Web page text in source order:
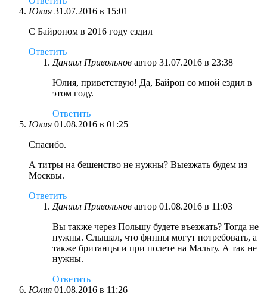
Юлия 31.07.2016 в 15:01
С Байроном в 2016 году ездил
Ответить
Даниил Привольнов автор 31.07.2016 в 23:38
Юлия, приветствую! Да, Байрон со мной ездил в
этом году.
Ответить
Юлия 01.08.2016 в 01:25
Спасибо.
А титры на бешенство не нужны? Выезжать будем из
Москвы.
Ответить
Даниил Привольнов автор 01.08.2016 в 11:03
Вы также через Польшу будете въезжать? Тогда не
нужны. Слышал, что финны могут потребовать, а
также британцы и при полете на Мальту. А так не
нужны.
Ответить
Юлия 01.08.2016 в 11:26